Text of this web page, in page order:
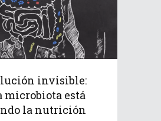
invisible:
microbiota está
la nutrición